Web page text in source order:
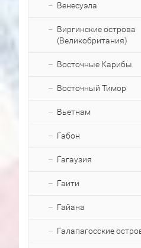
Венесуэла
Виргинские острова
(Великобритания)
Восточные Карибы
Восточный Тимор
Вьетнам
Габон
Гагаузия
Гаити
Гайана
Галапагосские